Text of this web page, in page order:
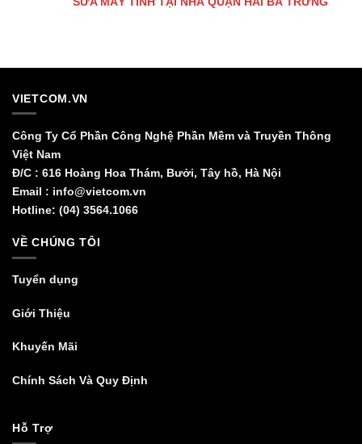
VIETCOM.VN
Công Ty Cổ Phần Công Nghệ Phần Mềm và Truyền Thông
Việt Nam
Đ/C : 616 Hoàng Hoa Thám, Bưởi, Tây hồ, Hà Nội
Email : info@vietcom.vn
Hotline: (04) 3564.1066
VỀ CHÚNG TÔI
Tuyển dụng
Giới Thiệu
Khuyến Mãi
Chính Sách Và Quy Định
Hỗ Trợ